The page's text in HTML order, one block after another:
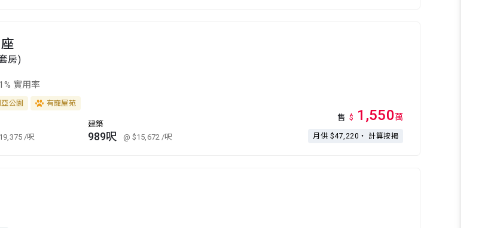
房)
實用率
公園 有寵屋苑
/呎
建築
989呎 @ $15,672/呎
售 $ 1,550萬
月供 $47,220・ 計算按揭